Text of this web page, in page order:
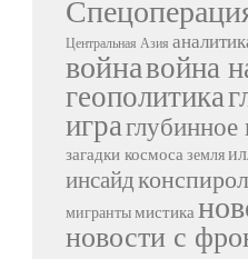
Центральная Азия
войнавойна
геополитика
играглубинное
загадки космоса земля
инсайд
мигрантымистика
новости с